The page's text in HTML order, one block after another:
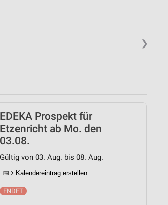
❯
EDEKA Prospekt für
Etzenricht ab Mo. den
03.08.
Gültig von 03. Aug. bis 08. Aug.
📅 Kalendereintrag erstellen